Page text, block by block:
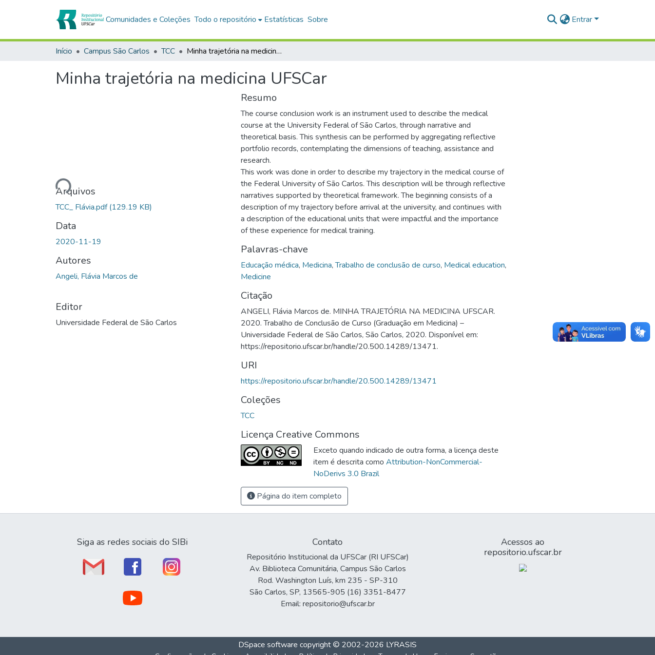
Comunidades e Coleções Todo o repositório Estatísticas Sobre Entrar
Início Campus São Carlos TCC Minha trajetória na medicina UFSCar
Minha trajetória na medicina UFSCar
Carregando...
Arquivos
TCC_ Flávia.pdf(129.19 KB)
Data
2020-11-19
Autores
Angeli, Flávia Marcos de
Editor
Universidade Federal de São Carlos
Resumo
The course conclusion work is an instrument used to describe the medical
course at the University Federal of São Carlos, through narrative and
theoretical basis. This synthesis can be performed by aggregating reflective
portfolio records, contemplating the dimensions of teaching, assistance and
research.
This work was done in order to describe my trajectory in the medical course of
the Federal University of São Carlos. This description will be through reflective
narratives supported by theoretical framework. The beginning consists of a
description of my trajectory before arrival at the university, and continues with
a description of the educational units that were impactful and the importance
of these experience for medical training.
Palavras-chave
Educação médica, Medicina,Trabalho de conclusão de curso, Medical education,
Medicine
Citação
ANGELI, Flávia Marcos de. MINHA TRAJETÓRIA NA MEDICINA UFSCAR.
2020. Trabalho de Conclusão de Curso (Graduação em Medicina) –
Universidade Federal de São Carlos, São Carlos, 2020. Disponível em:
https://repositorio.ufscar.br/handle/20.500.14289/13471.
URI
https://repositorio.ufscar.br/handle/20.500.14289/13471
Coleções
TCC
Licença Creative Commons
Exceto quando indicado de outra forma, a licença deste
item é descrita como Attribution-NonCommercial-
NoDerivs 3.0 Brazil
Página do item completo
Siga as redes sociais do SIBi Contato
Repositório Institucional da UFSCar (RI UFSCar)
Av. Biblioteca Comunitária, Campus São Carlos
Rod. Washington Luís, km 235 - SP-310
São Carlos, SP, 13565-905 (16) 3351-8477
Email: repositorio@ufscar.br
Acessos ao
repositorio.ufscar.br
DSpace software copyright © 2002-2026 LYRASIS